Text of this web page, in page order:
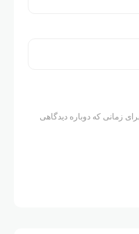
زمانی که دوباره دیدگاهی